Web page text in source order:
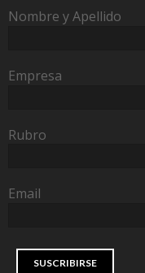
Nombre y Apellido
Empresa
Rubro
Email